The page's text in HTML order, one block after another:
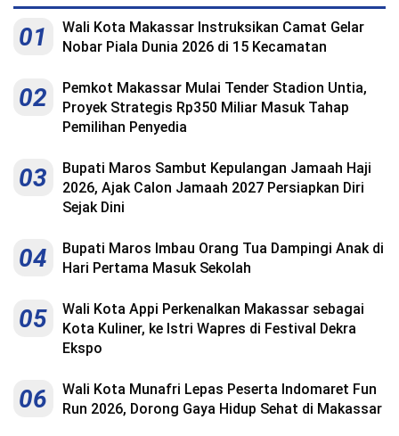
01
Wali Kota Makassar Instruksikan Camat Gelar
Nobar Piala Dunia 2026 di 15 Kecamatan
02
Pemkot Makassar Mulai Tender Stadion Untia,
Proyek Strategis Rp350 Miliar Masuk Tahap
Pemilihan Penyedia
03
Bupati Maros Sambut Kepulangan Jamaah Haji
2026, Ajak Calon Jamaah 2027 Persiapkan Diri
Sejak Dini
04
Bupati Maros Imbau Orang Tua Dampingi Anak di
Hari Pertama Masuk Sekolah
05
Wali Kota Appi Perkenalkan Makassar sebagai
Kota Kuliner, ke Istri Wapres di Festival Dekra
Ekspo
06
Wali Kota Munafri Lepas Peserta Indomaret Fun
Run 2026, Dorong Gaya Hidup Sehat di Makassar